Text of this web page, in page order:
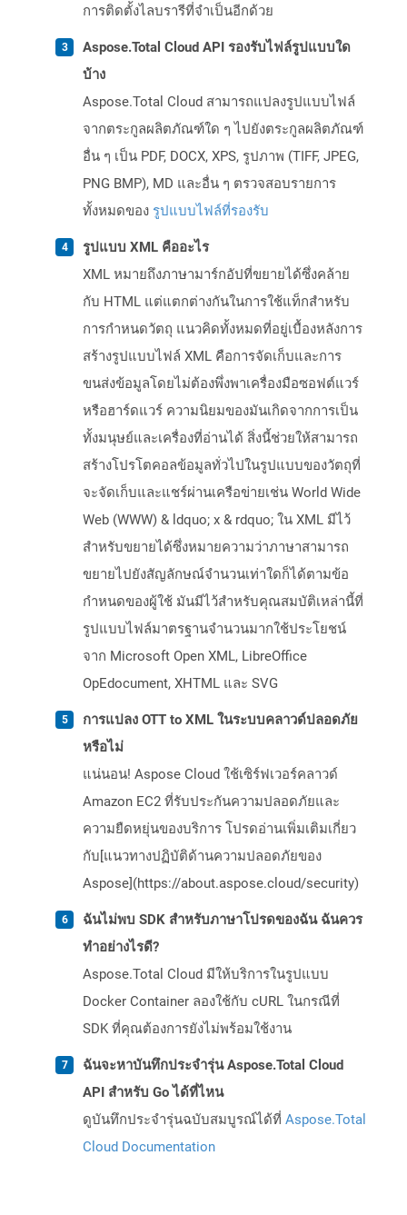
การติดตั้งไลบรารีที่จำเป็นอีกด้วย
Aspose.Total Cloud API รองรับไฟล์รูปแบบใด
บ้าง
Aspose.Total Cloud สามารถแปลงรูปแบบไฟล์
จากตระกูลผลิตภัณฑ์ใด ๆ ไปยังตระกูลผลิตภัณฑ์
อื่น ๆ เป็น PDF, DOCX, XPS, รูปภาพ (TIFF, JPEG,
PNG BMP), MD และอื่น ๆ ตรวจสอบรายการ
ทั้งหมดของ รูปแบบไฟล์ที่รองรับ
รูปแบบ XML คืออะไร
XML หมายถึงภาษามาร์กอัปที่ขยายได้ซึ่งคล้าย
กับ HTML แต่แตกต่างกันในการใช้แท็กสำหรับ
การกำหนดวัตถุ แนวคิดทั้งหมดที่อยู่เบื้องหลังการ
สร้างรูปแบบไฟล์ XML คือการจัดเก็บและการ
ขนส่งข้อมูลโดยไม่ต้องพึ่งพาเครื่องมือซอฟต์แวร์
หรือฮาร์ดแวร์ ความนิยมของมันเกิดจากการเป็น
ทั้งมนุษย์และเครื่องที่อ่านได้ สิ่งนี้ช่วยให้สามารถ
สร้างโปรโตคอลข้อมูลทั่วไปในรูปแบบของวัตถุที่
จะจัดเก็บและแชร์ผ่านเครือข่ายเช่น World Wide
Web (WWW) & ldquo; x & rdquo; ใน XML มีไว้
สำหรับขยายได้ซึ่งหมายความว่าภาษาสามารถ
ขยายไปยังสัญลักษณ์จำนวนเท่าใดก็ได้ตามข้อ
กำหนดของผู้ใช้ มันมีไว้สำหรับคุณสมบัติเหล่านี้ที่
รูปแบบไฟล์มาตรฐานจำนวนมากใช้ประโยชน์
จาก Microsoft Open XML, LibreOffice
OpEdocument, XHTML และ SVG
การแปลง OTT to XML ในระบบคลาวด์ปลอดภัย
หรือไม่
แน่นอน! Aspose Cloud ใช้เซิร์ฟเวอร์คลาวด์
Amazon EC2 ที่รับประกันความปลอดภัยและ
ความยืดหยุ่นของบริการ โปรดอ่านเพิ่มเติมเกี่ยว
กับ[แนวทางปฏิบัติด้านความปลอดภัยของ
Aspose](https://about.aspose.cloud/security)
ฉันไม่พบ SDK สำหรับภาษาโปรดของฉัน ฉันควร
ทำอย่างไรดี?
Aspose.Total Cloud มีให้บริการในรูปแบบ
Docker Container ลองใช้กับ cURL ในกรณีที่
SDK ที่คุณต้องการยังไม่พร้อมใช้งาน
ฉันจะหาบันทึกประจำรุ่น Aspose.Total Cloud
API สำหรับ Go ได้ที่ไหน
ดูบันทึกประจำรุ่นฉบับสมบูรณ์ได้ที่ Aspose.Total
Cloud Documentation